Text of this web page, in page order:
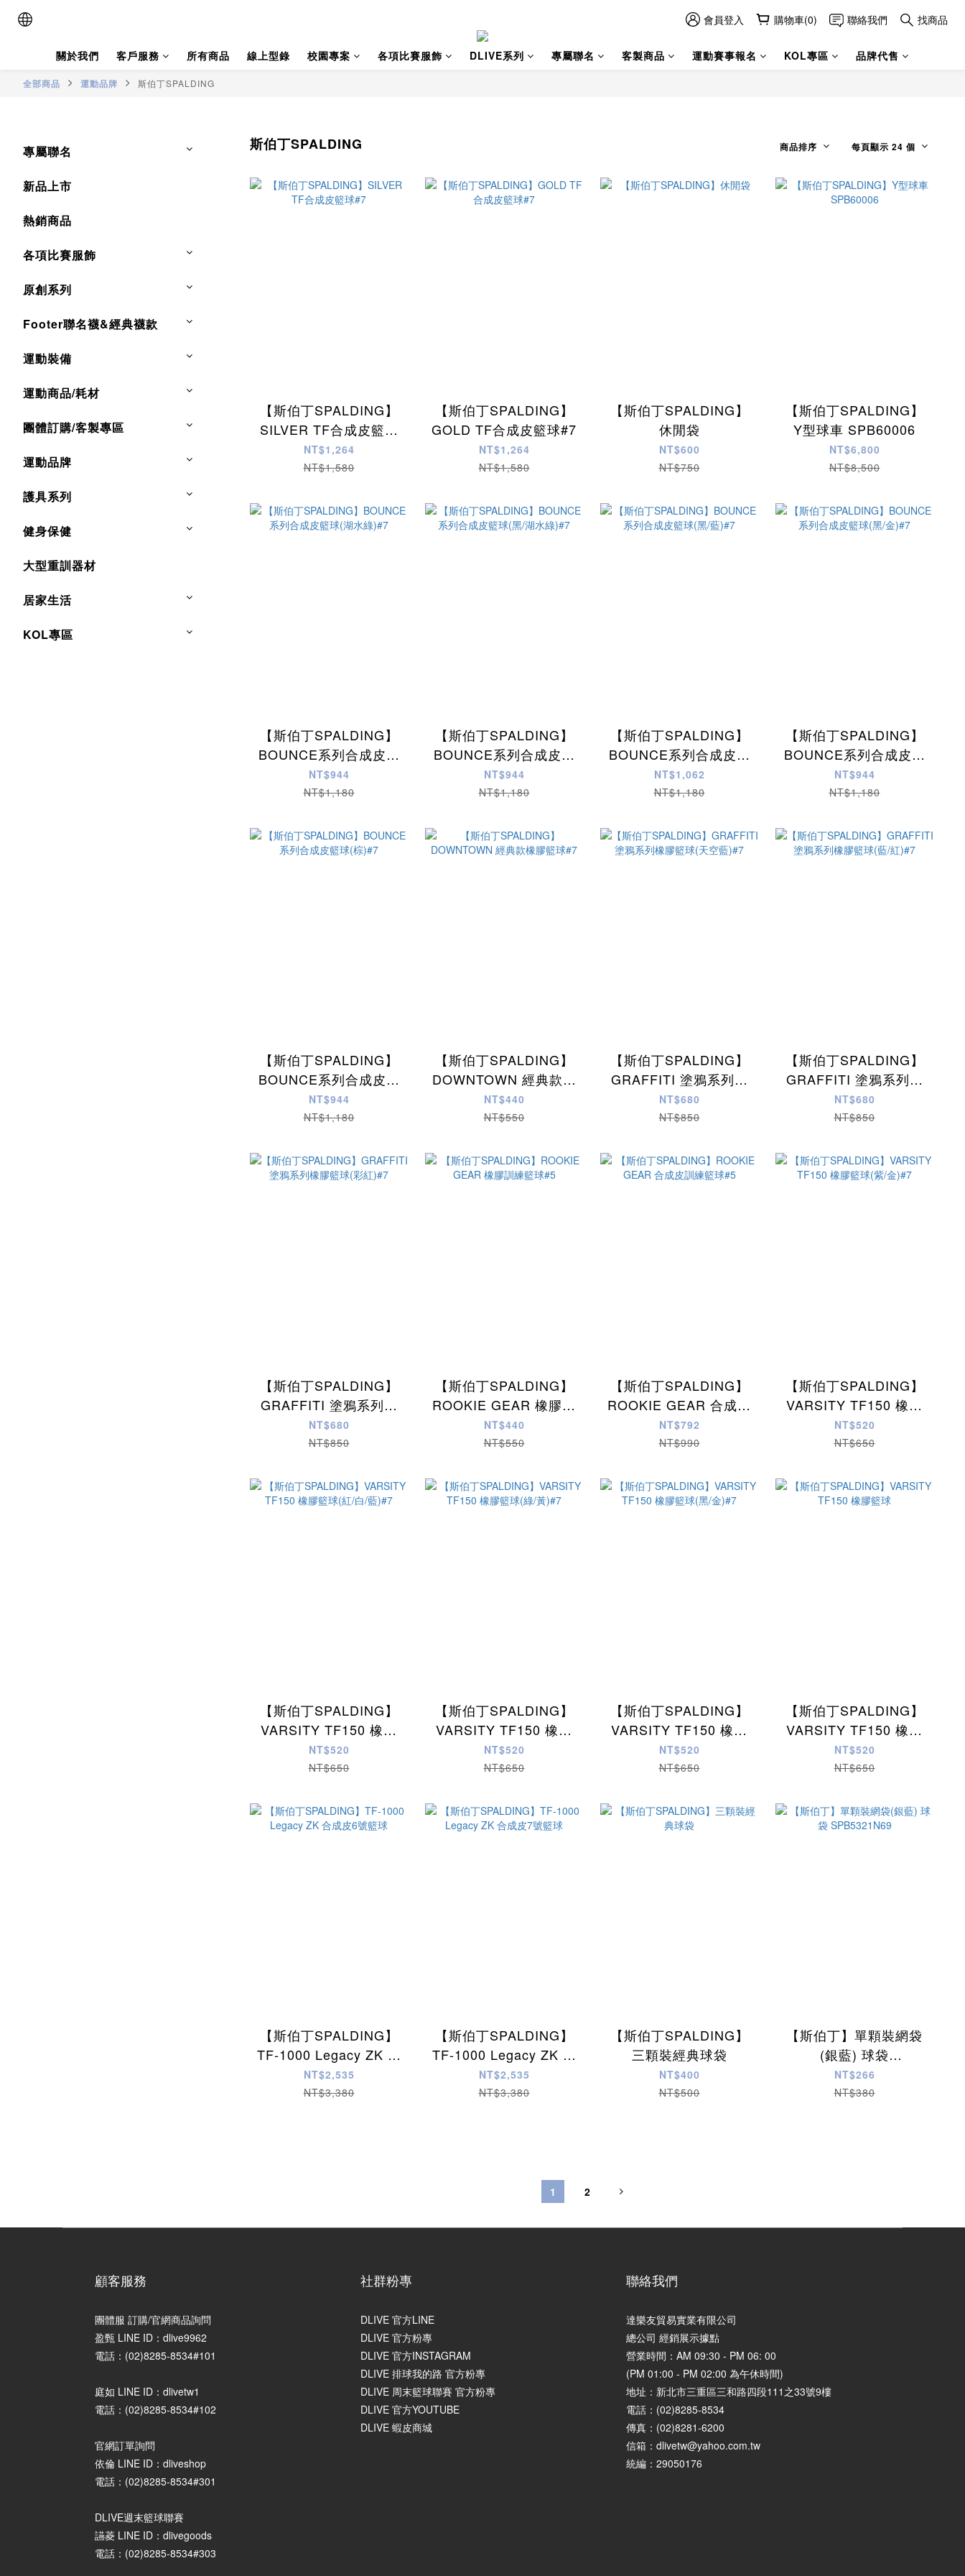
會員登入 購物車(0) 聯絡我們 找商品
關於我們 客戶服務 所有商品 線上型錄 校園專案 各項比賽服飾 DLIVE系列 專屬聯名 客製商品 運動賽事報名 KOL專區 品牌代售
全部商品 運動品牌 斯伯丁SPALDING
專屬聯名
新品上市
熱銷商品
各項比賽服飾
原創系列
Footer聯名襪&經典襪款
運動裝備
運動商品/耗材
團體訂購/客製專區
運動品牌
護具系列
健身保健
大型重訓器材
居家生活
KOL專區
斯伯丁SPALDING 商品排序 每頁顯示 24 個
【斯伯丁SPALDING】
SILVER TF合成皮籃球
#7
NT$1,264
NT$1,580
【斯伯丁SPALDING】
GOLD TF合成皮籃球#7
NT$1,264
NT$1,580
【斯伯丁SPALDING】
休閒袋
NT$600
NT$750
【斯伯丁SPALDING】
Y型球車 SPB60006
NT$6,800
NT$8,500
【斯伯丁SPALDING】
BOUNCE系列合成皮籃
球(湖水綠)#7
NT$944
NT$1,180
【斯伯丁SPALDING】
BOUNCE系列合成皮籃
球(黑/湖水綠)#7
NT$944
NT$1,180
【斯伯丁SPALDING】
BOUNCE系列合成皮籃
球(黑/藍)#7
NT$1,062
NT$1,180
【斯伯丁SPALDING】
BOUNCE系列合成皮籃
球(黑/金)#7
NT$944
NT$1,180
【斯伯丁SPALDING】
BOUNCE系列合成皮籃
球(棕)#7
NT$944
NT$1,180
【斯伯丁SPALDING】
DOWNTOWN 經典款橡
膠籃球#7
NT$440
NT$550
【斯伯丁SPALDING】
GRAFFITI 塗鴉系列橡
膠籃球(天空藍)#7
NT$680
NT$850
【斯伯丁SPALDING】
GRAFFITI 塗鴉系列橡
膠籃球(藍/紅)#7
NT$680
NT$850
【斯伯丁SPALDING】
GRAFFITI 塗鴉系列橡
膠籃球(彩紅)#7
NT$680
NT$850
【斯伯丁SPALDING】
ROOKIE GEAR 橡膠訓
練籃球#5
NT$440
NT$550
【斯伯丁SPALDING】
ROOKIE GEAR 合成皮
訓練籃球#5
NT$792
NT$990
【斯伯丁SPALDING】
VARSITY TF150 橡膠
籃球(紫/金)#7
NT$520
NT$650
【斯伯丁SPALDING】
VARSITY TF150 橡膠
籃球(紅/白/藍)#7
NT$520
NT$650
【斯伯丁SPALDING】
VARSITY TF150 橡膠
籃球(綠/黃)#7
NT$520
NT$650
【斯伯丁SPALDING】
VARSITY TF150 橡膠
籃球(黑/金)#7
NT$520
NT$650
【斯伯丁SPALDING】
VARSITY TF150 橡膠
籃球
NT$520
NT$650
【斯伯丁SPALDING】
TF-1000 Legacy ZK 合
成皮6號籃球
NT$2,535
NT$3,380
【斯伯丁SPALDING】
TF-1000 Legacy ZK 合
成皮7號籃球
NT$2,535
NT$3,380
【斯伯丁SPALDING】
三顆裝經典球袋
NT$400
NT$500
【斯伯丁】單顆裝網袋
(銀藍) 球袋
SPB5321N69
NT$266
NT$380
1 2
顧客服務
團體服 訂購/官網商品詢問
盈甄 LINE ID：dlive9962
電話：(02)8285-8534#101
庭如 LINE ID：dlivetw1
電話：(02)8285-8534#102
官網訂單詢問
依倫 LINE ID：dliveshop
電話：(02)8285-8534#301
DLIVE週末籃球聯賽
讌菱 LINE ID：dlivegoods
電話：(02)8285-8534#303
社群粉專
DLIVE 官方LINE
DLIVE 官方粉專
DLIVE 官方INSTAGRAM
DLIVE 排球我的路 官方粉專
DLIVE 周末籃球聯賽 官方粉專
DLIVE 官方YOUTUBE
DLIVE 蝦皮商城
聯絡我們
達樂友貿易實業有限公司
總公司 經銷展示據點
營業時間：AM 09:30 - PM 06: 00
(PM 01:00 - PM 02:00 為午休時間)
地址： 新北市三重區三和路四段111之33號9樓
電話：(02)8285-8534
傳真：(02)8281-6200
信箱：dlivetw@yahoo.com.tw
統編：29050176